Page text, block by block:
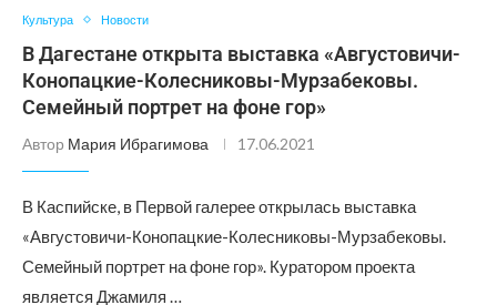
Культура Новости
В Дагестане открыта выставка «Августовичи-
Конопацкие-Колесниковы-Мурзабековы.
Семейный портрет на фоне гор»
Автор Мария Ибрагимова 17.06.2021
В Каспийске, в Первой галерее открылась выставка
«Августовичи-Конопацкие-Колесниковы-Мурзабековы.
Семейный портрет на фоне гор». Куратором проекта
является Джамиля …